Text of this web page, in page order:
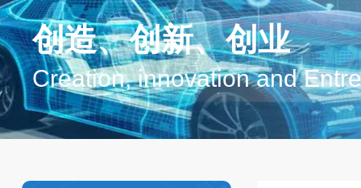
创造、创新、创业
Creation, innovation and